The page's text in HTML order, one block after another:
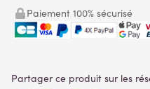
Paiement 100% sécurisé